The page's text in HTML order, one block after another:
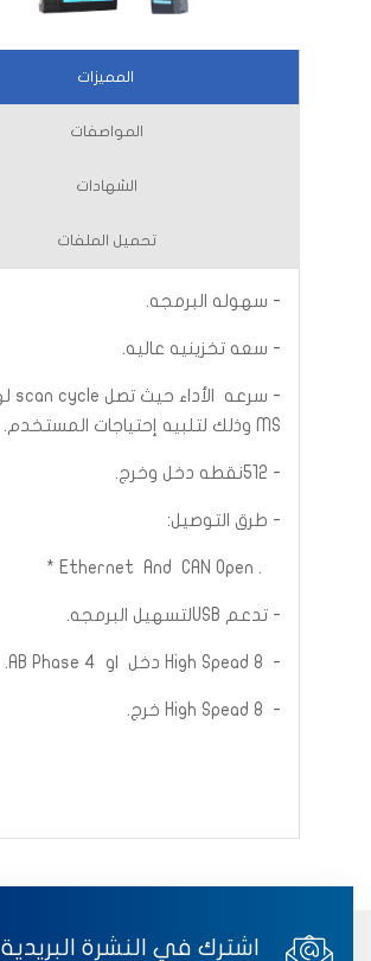
المميزات
المواصفات
الشهادات
تحميل الملفات
- سهوله البرمجه.
- سعه تخزينيه عاليه.
MS وذلك لتلبيه إحتياجات المستخدم.
- 512نقطه دخل وخرج.
- طرق التوصيل:
. Ethernet And CAN Open *
- تدعم USBلتسهيل البرمجه.
- High Spead 8 دخل او AB Phase 4.
- High Spead 8 خرج.
اشترك في النشرة البريدية